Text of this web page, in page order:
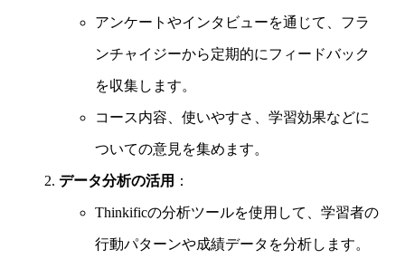
アンケートやインタビューを通じて、フラ
ンチャイジーから定期的にフィードバック
を収集します。
コース内容、使いやすさ、学習効果などに
ついての意見を集めます。
データ分析の活用 ：
Thinkificの分析ツールを使用して、学習者の
行動パターンや成績データを分析します。